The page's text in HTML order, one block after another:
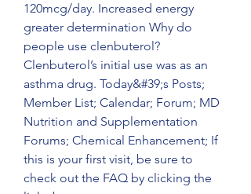
120mcg/day. Increased energy
greater determination Why do
people use clenbuterol?
Clenbuterol’s initial use was as an
asthma drug. Today&#39;s Posts;
Member List; Calendar; Forum; MD
Nutrition and Supplementation
Forums; Chemical Enhancement; If
this is your first visit, be sure to
check out the FAQ by clicking the